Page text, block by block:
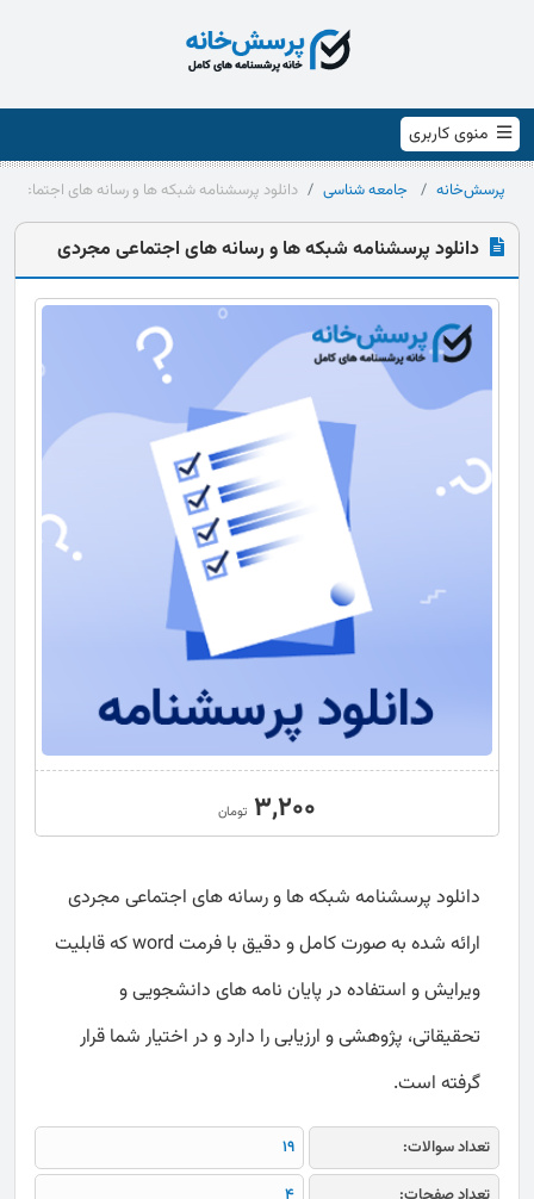
منوی کاربری
پرسش‌خانه جامعه شناسی دانلود پرسشنامه شبکه ها و رسانه های اجتماعی
دانلود پرسشنامه شبکه ها و رسانه های اجتماعی مجردی
3,200 تومان
دانلود پرسشنامه شبکه ها و رسانه های اجتماعی مجردی
ارائه شده به صورت کامل و دقیق با فرمت word که قابلیت
ویرایش و استفاده در پایان نامه های دانشجویی و
تحقیقاتی، پژوهشی و ارزیابی را دارد و در اختیار شما قرار
گرفته است.
تعداد سوالات:
19